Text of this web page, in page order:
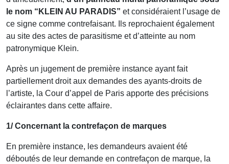
le nom “KLEIN AU PARADIS” et considéraient l’usage de
ce signe comme contrefaisant. Ils reprochaient également
au site des actes de parasitisme et d’atteinte au nom
patronymique Klein.
Après un jugement de première instance ayant fait
partiellement droit aux demandes des ayants-droits de
l’artiste, la Cour d’appel de Paris apporte des précisions
éclairantes dans cette affaire.
1/ Concernant la contrefaçon de marques
En première instance, les demandeurs avaient été
déboutés de leur demande en contrefaçon de marque, la